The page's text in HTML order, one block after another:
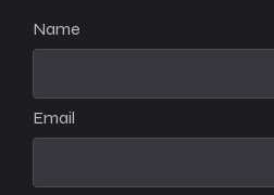
Name
Email